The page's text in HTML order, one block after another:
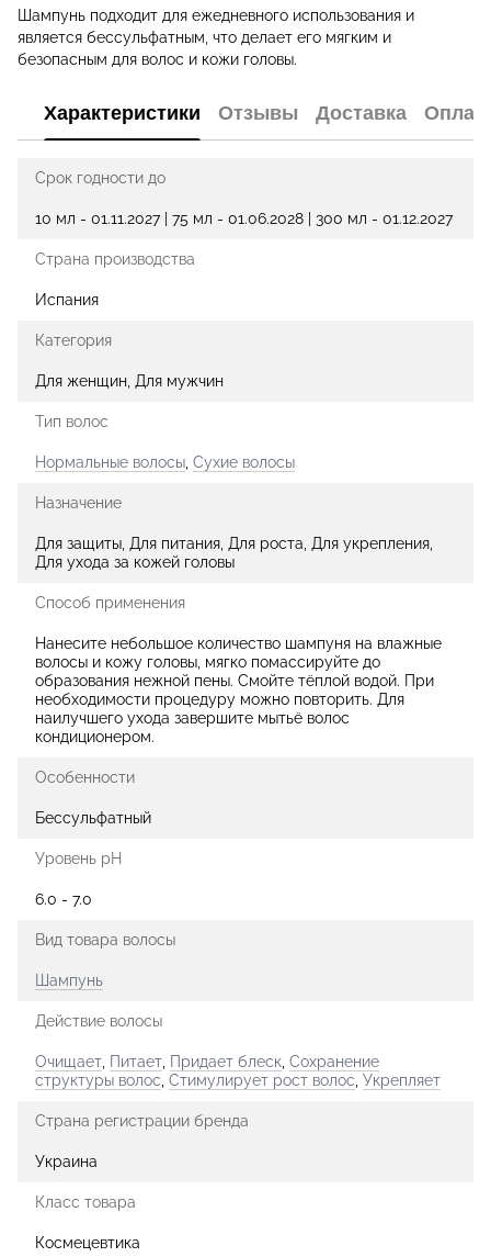
Шампунь подходит для ежедневного использования и
является бессульфатным, что делает его мягким и
безопасным для волос и кожи головы.
Характеристики Отзывы Доставка
Срок годности до
10 мл - 01.11.2027 | 75 мл - 01.06.2028 | 300 мл - 01.12.2027
Страна производства
Испания
Категория
Для женщин, Для мужчин
Тип волос
Нормальные волосы Сухие волосы
Назначение
Для защиты, Для питания, Для роста, Для укрепления,
Для ухода за кожей головы
Способ применения
Нанесите небольшое количество шампуня на влажные
волосы и кожу головы, мягко помассируйте до
образования нежной пены. Смойте тёплой водой. При
необходимости процедуру можно повторить. Для
наилучшего ухода завершите мытьё волос
кондиционером.
Особенности
Бессульфатный
Уровень pH
6.0 - 7.0
Вид товара волосы
Шампунь
Действие волосы
Очищает Питает Придает блеск Сохранение
структуры волос Стимулирует рост волос Укрепляет
Страна регистрации бренда
Украина
Класс товара
Космецевтика